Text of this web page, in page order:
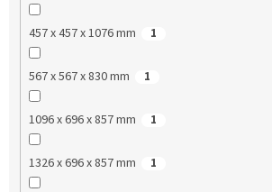
457 x 457 x 1076 mm 1
567 x 567 x 830 mm 1
1096 x 696 x 857 mm 1
1326 x 696 x 857 mm 1